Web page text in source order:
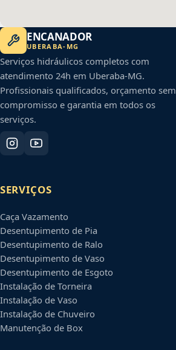
ENCANADOR
UBERABA- MG
Serviços hidráulicos completos com
atendimento 24h em Uberaba-MG.
Profissionais qualificados, orçamento sem
compromisso e garantia em todos os
serviços.
SERVIÇOS
Caça Vazamento
Desentupimento de Pia
Desentupimento de Ralo
Desentupimento de Vaso
Desentupimento de Esgoto
Instalação de Torneira
Instalação de Vaso
Instalação de Chuveiro
Manutenção de Box